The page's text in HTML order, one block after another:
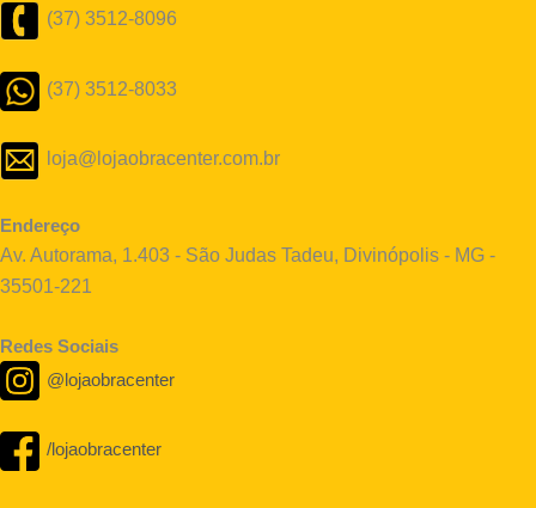
(37) 3512-8096
(37) 3512-8033
loja@lojaobracenter.com.br
Endereço
Av. Autorama, 1.403 - São Judas Tadeu, Divinópolis - MG -
35501-221
Redes Sociais
@lojaobracenter
/lojaobracenter